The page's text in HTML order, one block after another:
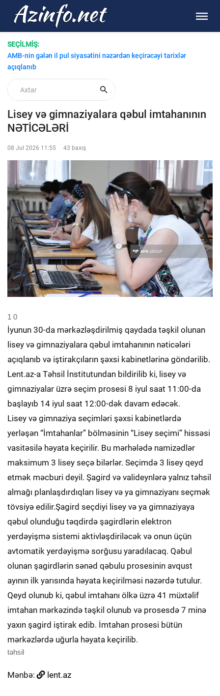
SEÇİLMİŞ:
AMB-nin gələn il pul siyasətini nəzərdən keçirəcəyi tarixlər
açıqlanıb
Lisey və gimnaziyalara qəbul imtahanının
NƏTİCƏLƏRİ
08 Jul 2026 11:55 43 baxış
1 0
İyunun 30-da mərkəzləşdirilmiş qaydada təşkil olunan
lisey və gimnaziyalara qəbul imtahanının nəticələri
açıqlanıb və iştirakçıların şəxsi kabinetlərinə göndərilib.
Lent.az-a Təhsil İnstitutundan bildirilib ki, lisey və
gimnaziyalar üzrə seçim prosesi 8 iyul saat 11:00-da
başlayıb 14 iyul saat 12:00-dək davam edəcək.
Lisey və gimnaziya seçimləri şəxsi kabinetlərdə
yerləşən “İmtahanlar” bölməsinin “Lisey seçimi” hissəsi
vasitəsilə həyata keçirilir. Bu mərhələdə namizədlər
maksimum 3 lisey seçə bilərlər. Seçimdə 3 lisey qeyd
etmək məcburi deyil. Şagird və valideynlərə yalnız təhsil
almağı planlaşdırdıqları lisey və ya gimnaziyanı seçmək
tövsiyə edilir.Şagird seçdiyi lisey və ya gimnaziyaya
qəbul olunduğu təqdirdə şagirdlərin elektron
yerdəyişmə sistemi aktivləşdiriləcək və onun üçün
avtomatik yerdəyişmə sorğusu yaradılacaq. Qəbul
olunan şagirdlərin sənəd qəbulu prosesinin avqust
ayının ilk yarısında həyata keçirilməsi nəzərdə tutulur.
Qeyd olunub ki, qəbul imtahanı ölkə üzrə 41 müxtəlif
imtahan mərkəzində təşkil olunub və prosesdə 7 minə
yaxın şagird iştirak edib. İmtahan prosesi bütün
mərkəzlərdə uğurla həyata keçirilib.
təhsil
Mənbə: lent.az